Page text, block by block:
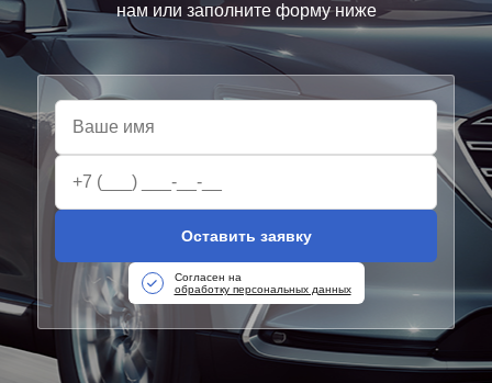
нам или заполните форму ниже
Оставить заявку
Согласен на
обработку персональных данных